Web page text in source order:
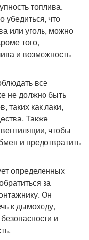
топлива.
убедиться, что
или уголь, можно
того,
и возможность
все
не должно быть
таких как лаки,
Также
чтобы
и предотвратить
определенных
за
Он
к дымоходу,
и